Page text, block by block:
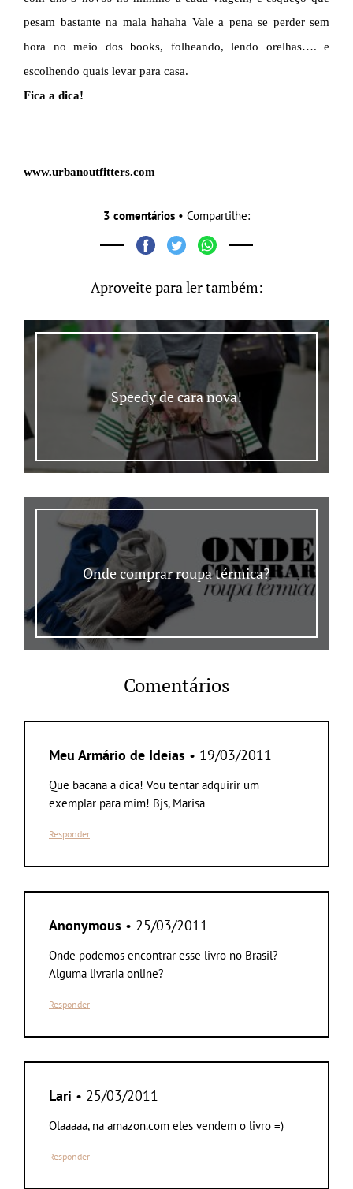
pesam bastante na mala hahaha Vale a pena se perder sem
hora no meio dos books, folheando, lendo orelhas…. e
escolhendo quais levar para casa.
Fica a dica!
www.urbanoutfitters.com
3 comentários • Compartilhe:
Aproveite para ler também:
Speedy de cara nova!
Onde comprar roupa térmica?
Comentários
Meu Armário de Ideias • 19/03/2011
Que bacana a dica! Vou tentar adquirir um
exemplar para mim! Bjs, Marisa
Responder
Anonymous • 25/03/2011
Onde podemos encontrar esse livro no Brasil?
Alguma livraria online?
Responder
Lari • 25/03/2011
Olaaaaa, na amazon.com eles vendem o livro =)
Responder